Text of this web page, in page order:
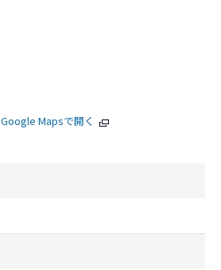
Google Mapsで開く